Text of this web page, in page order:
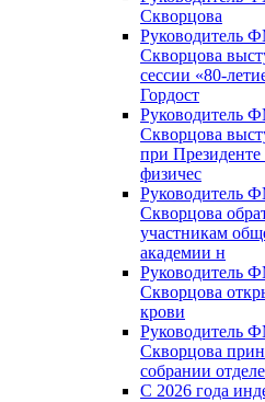
Скворцова
Руководитель
Скворцова
сессии «80-
Гордост
Руководитель
Скворцова
при
физичес
Руководитель
Скворцова
участникам
академии н
Руководитель
Скворцова
крови
Руководитель
Скворцова
собрании
С 2026 года